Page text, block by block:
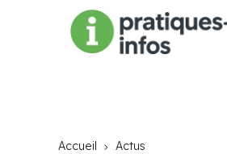
Accueil Actus